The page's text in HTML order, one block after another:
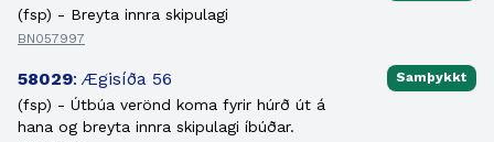
(fsp) - Breyta innra skipulagi
BN057997
58029: Ægisíða 56
(fsp) - Útbúa verönd koma fyrir húrð út á
hana og breyta innra skipulagi íbúðar.
Samþykkt